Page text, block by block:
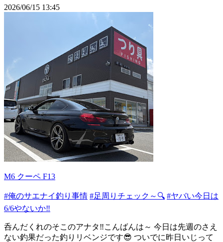
2026/06/15 13:45
M6 クーペ F13
#俺のサエナイ釣り事情 #足周りチェック～🔍️ #ヤバい今日は
6/6やないか‼
呑んだくれのそこのアナタ‼こんばんは～ 今日は先週のさえ
ない釣果だった釣りリベンジです😎 ついでに昨日いじって